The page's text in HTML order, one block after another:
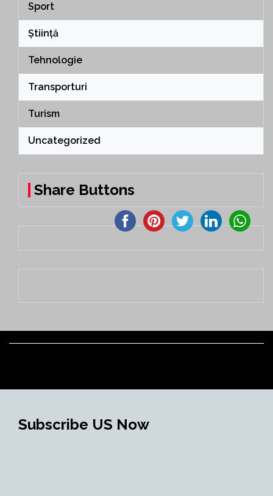
Sport
Știință
Tehnologie
Transporturi
Turism
Uncategorized
Share Buttons
Subscribe US Now